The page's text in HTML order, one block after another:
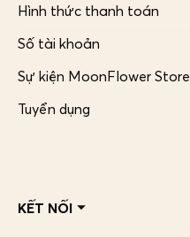
Hình thức thanh toán
Số tài khoản
Sự kiện MoonFlower Store
Tuyển dụng
KẾT NỐI